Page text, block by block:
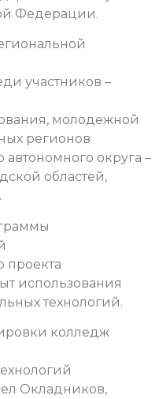
Федерации.
участников –
молодежной
регионов
округа –
областей,
проекта
использования
технологий.
колледж
Окладников,